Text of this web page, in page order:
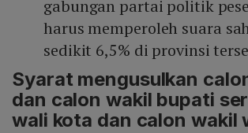
gabungan partai politik
harus memperoleh suara
sedikit 6,5% di provinsi
Syarat mengusulkan
dan calon wakil bupati
wali kota dan calon wakil